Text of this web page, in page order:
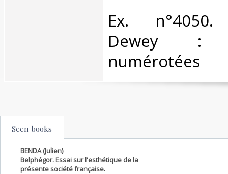
‎Ex. n°4050.
Dewey :
numérotées‎
Seen books
BENDA (Julien)
Belphégor. Essai sur l'esthétique de la
présente société française.